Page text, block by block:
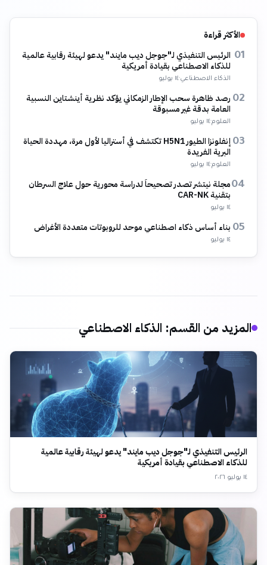
الأكثر قراءة
01 الرئيس التنفيذي لـ"جوجل ديب مايند" يدعو لهيئة رقابية عالمية
للذكاء الاصطناعي بقيادة أمريكية
الذكاء الاصطناعي·١٤ يوليو
02 رصد ظاهرة سحب الإطار الزمكاني يؤكد نظرية أينشتاين النسبية
العامة بدقة غير مسبوقة
العلوم·١٤ يوليو
03
إنفلونزا الطيور H5N1 تكتشف في أستراليا لأول مرة، مهددة الحياة
البرية الفريدة
العلوم·١٤ يوليو
04مجلة نيتشر تصدر تصحيحاً لدراسة محورية حول علاج السرطان
بتقنية CAR-NK
١٤ يوليو
05 بناء أساس ذكاء اصطناعي موحد للروبوتات متعددة الأغراض
١٤ يوليو
المزيد من القسم: الذكاء الاصطناعي
الرئيس التنفيذي لـ"جوجل ديب مايند" يدعو لهيئة رقابية عالمية
للذكاء الاصطناعي بقيادة أمريكية
١٤ يوليو ٢٠٢٦